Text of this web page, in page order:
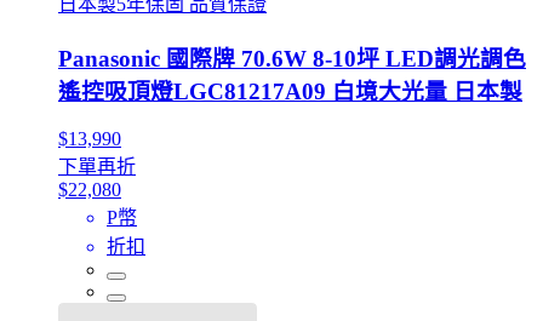
日本製5年保固 品質保證
Panasonic 國際牌 70.6W 8-10坪 LED調光調色
遙控吸頂燈LGC81217A09 白境大光量 日本製
$13,990
下單再折
$22,080
P幣
折扣